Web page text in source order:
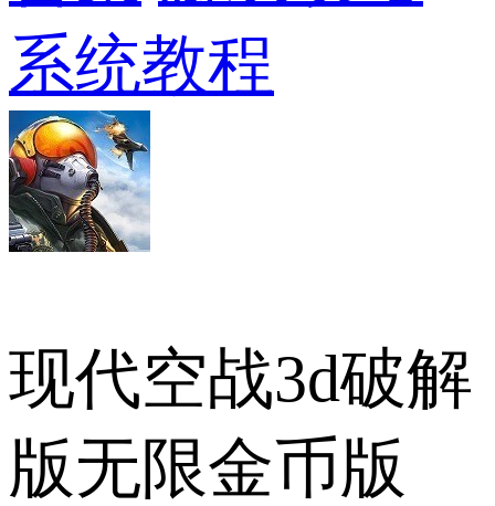
系统教程
现代空战3d破解
版无限金币版